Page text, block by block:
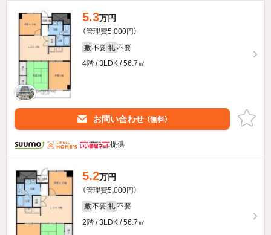
5.3万円
（管理費5,000円）
敷 不要 礼 不要
4階 / 3LDK / 56.7㎡
お問い合わせ （無料）
提供
5.2万円
（管理費5,000円）
敷 不要 礼 不要
2階 / 3LDK / 56.7㎡